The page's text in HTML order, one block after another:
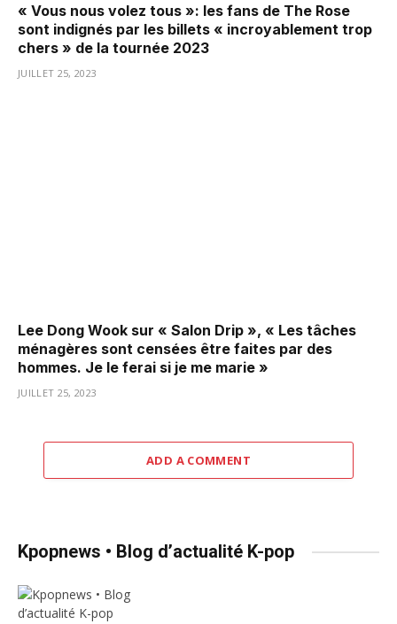
« Vous nous volez tous »: les fans de The Rose
sont indignés par les billets « incroyablement trop
chers » de la tournée 2023
JUILLET 25, 2023
Lee Dong Wook sur « Salon Drip », « Les tâches
ménagères sont censées être faites par des
hommes. Je le ferai si je me marie »
JUILLET 25, 2023
ADD A COMMENT
Kpopnews • Blog d’actualité K-pop